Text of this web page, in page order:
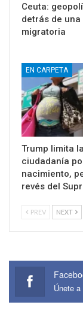
Ceuta:
detrás de
migratoria
EN CARPETA
Trump limita la
ciudadanía
nacimiento,
revés del
PREV NEXT
Únete